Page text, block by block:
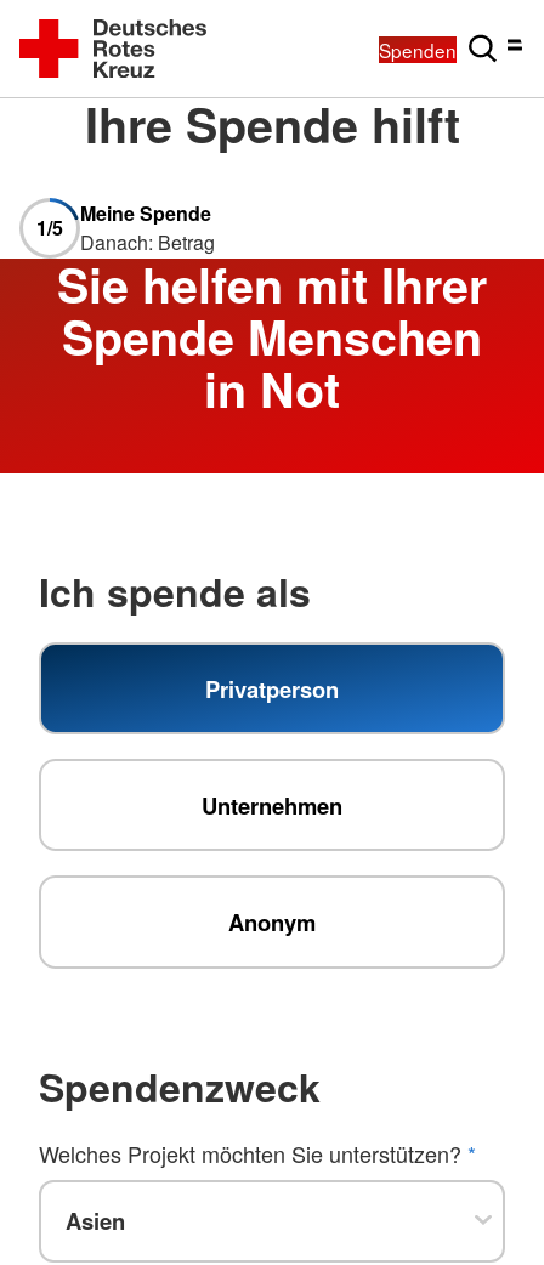
Spenden
Ihre Spende hilft
1/5
Meine Spende
Danach: Betrag
Sie helfen mit Ihrer
Spende Menschen
in Not
Ich spende als
Privatperson
Unternehmen
Anonym
Spendenzweck
Welches Projekt möchten Sie unterstützen? *